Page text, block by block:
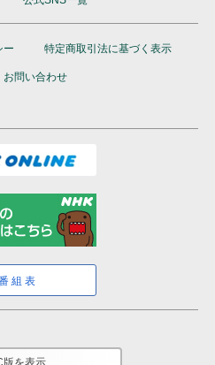
ル・イングリッシュ
す）
キスト
旅英語
ま聞き取る実践講座
テキスト
練習帳
雑誌
ー 特定商取引法に基づく表示
お問い合わせ
組表